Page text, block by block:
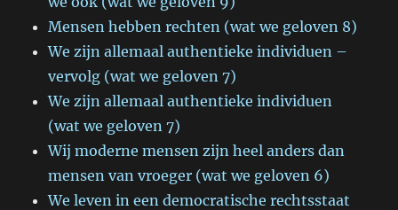
Mensen hebben rechten (wat we geloven 8)
We zijn allemaal authentieke individuen –
vervolg (wat we geloven 7)
We zijn allemaal authentieke individuen
(wat we geloven 7)
Wij moderne mensen zijn heel anders dan
mensen van vroeger (wat we geloven 6)
We leven in een democratische rechtsstaat